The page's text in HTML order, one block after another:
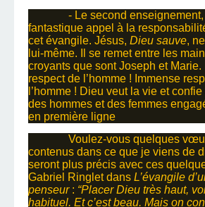
- Le second enseignement,
fantastique appel à la
cet évangile. Jésus, Dieu sauve,
lui-même. Il se remet entre les
croyants que sont Joseph et Marie.
respect de l’homme ! Immense
l’homme ! Dieu veut la vie et
des hommes et des femmes
en première ligne
Voulez-vous quelques
contenus dans ce que je viens de
seront plus précis avec ces
Gabriel Ringlet dans L’évangile
penseur: “Placer Dieu très haut,
habituel. Et c’est beau. Mais on